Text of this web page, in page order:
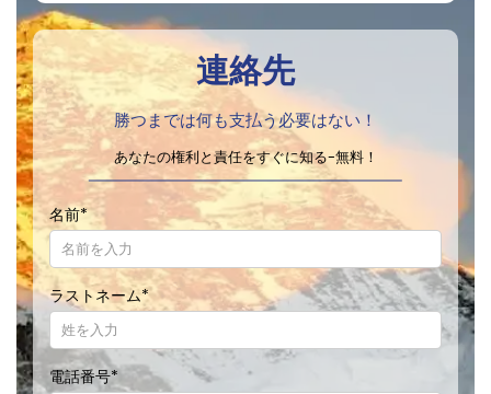
連絡先
勝つまでは何も支払う必要はない！
あなたの権利と責任をすぐに知る-無料！
名前*
ラストネーム*
電話番号*